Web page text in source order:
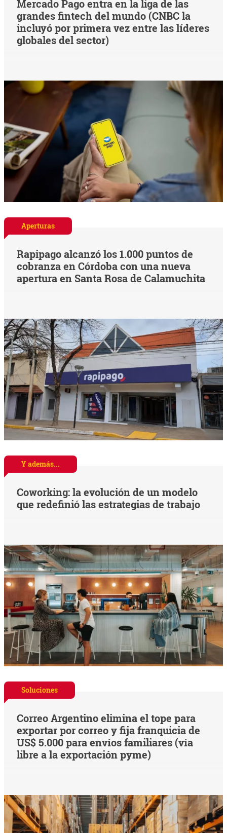
Mercado Pago entra en la liga de las
grandes fintech del mundo (CNBC la
incluyó por primera vez entre las líderes
globales del sector)
Aperturas
Rapipago alcanzó los 1.000 puntos de
cobranza en Córdoba con una nueva
apertura en Santa Rosa de Calamuchita
Y además...
Coworking: la evolución de un modelo
que redefinió las estrategias de trabajo
Soluciones
Correo Argentino elimina el tope para
exportar por correo y fija franquicia de
US$ 5.000 para envíos familiares (vía
libre a la exportación pyme)